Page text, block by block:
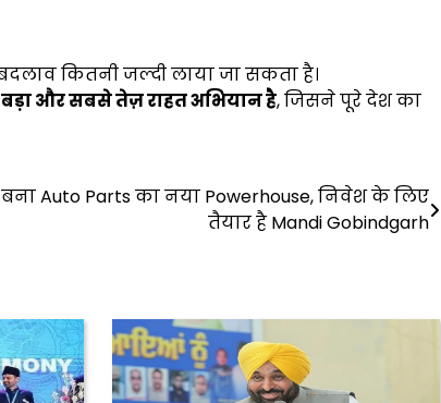
कितनी जल्दी लाया जा सकता है।
और सबसे तेज़ राहत अभियान है, जिसने पूरे देश का
बना Auto Parts का नया Powerhouse, निवेश के लिए
तैयार है Mandi Gobindgarh